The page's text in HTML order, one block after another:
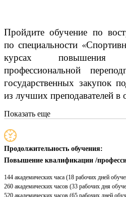
Пройдите обучение по
по специальности
курсах повышения
профессиональной
государственных закупок
из лучших преподавателей в
Показать еще
Продолжительность обучения:
Повышение квалификации /
144 академических часа (18 рабочих дней
260 академических часов (33 рабочих дня
520 академических часов (65 рабочих дней